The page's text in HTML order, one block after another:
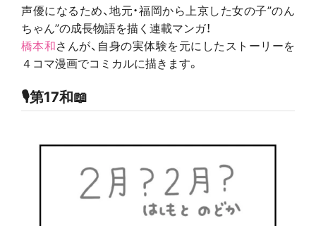
声優になるため、地元・福岡から上京した女の子”のん
ちゃん”の成長物語を描く連載マンガ！
橋本和さんが、自身の実体験を元にしたストーリーを
４コマ漫画でコミカルに描きます。
🎙第17和📖